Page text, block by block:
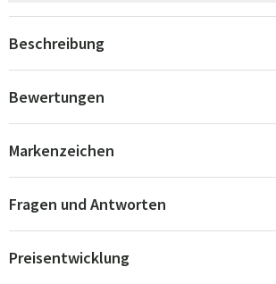
Beschreibung
Bewertungen
Markenzeichen
Fragen und Antworten
Preisentwicklung